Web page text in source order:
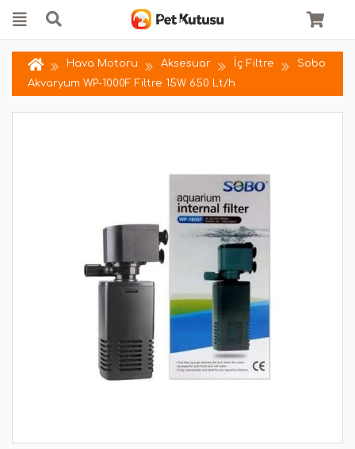
Hava Motoru Aksesuar İç Filtre
Sobo
Akvaryum WP-1000F Filtre 15W 650 Lt/h